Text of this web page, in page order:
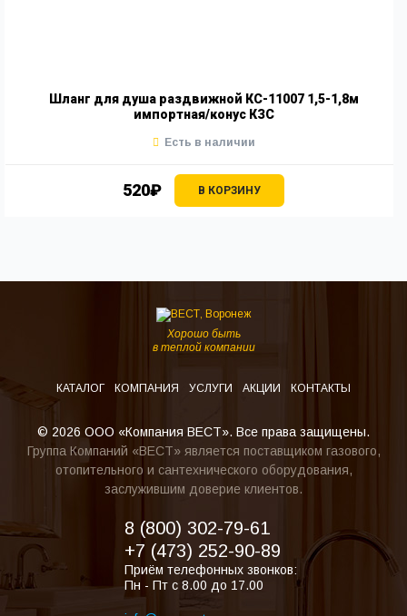
Шланг для душа раздвижной КС-11007 1,5-1,8м
импортная/конус КЗС
520₽ В КОРЗИНУ
Есть в наличии
Хорошо быть
в теплой компании
КАТАЛОГ КОМПАНИЯ УСЛУГИ АКЦИИ КОНТАКТЫ
© 2026 ООО «Компания ВЕСТ». Все права защищены.
Группа Компаний «ВЕСТ» является поставщиком газового,
отопительного и сантехнического оборудования,
заслужившим доверие клиентов.
8 (800) 302-79-61
+7 (473) 252-90-89
Приём телефонных звонков:
Пн - Пт с 8.00 до 17.00